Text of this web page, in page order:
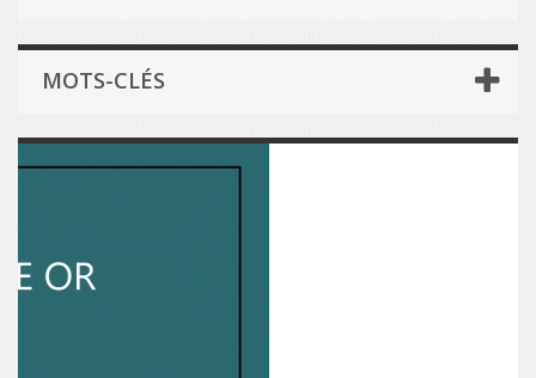
MOTS-CLÉS